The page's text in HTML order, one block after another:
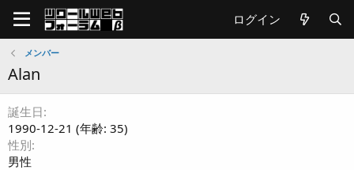
ログイン
メンバー
Alan
誕生日
1990-12-21 (年齢: 35)
性別
男性